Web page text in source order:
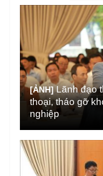
[ẢNH] Lãnh đạo
thoại, tháo gỡ
nghiệp